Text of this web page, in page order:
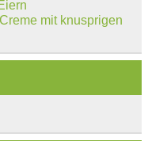
mit knusprigen